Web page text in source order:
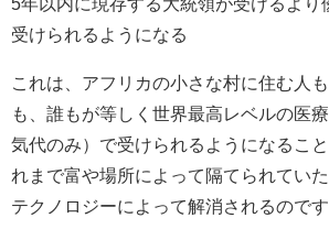
5年以内に現存する大統領が受けるより
受けられるようになる
これは、アフリカの小さな村に住む人
も、誰もが等しく世界最高レベルの医
気代のみ）で受けられるようになるこ
れまで富や場所によって隔てられてい
テクノロジーによって解消されるのです